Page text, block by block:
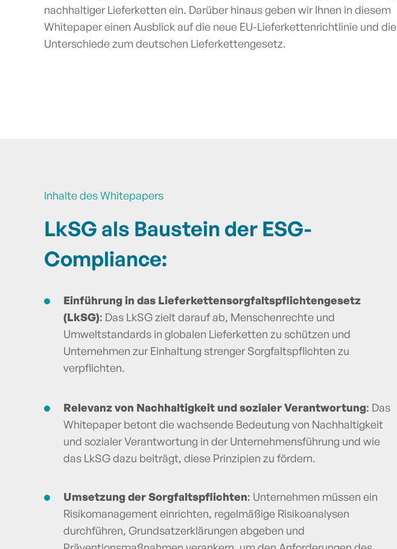
nachhaltiger Lieferketten ein. Darüber hinaus geben wir Ihnen in diesem
Whitepaper einen Ausblick auf die neue EU-Lieferkettenrichtlinie und die
Unterschiede zum deutschen Lieferkettengesetz.
Inhalte des Whitepapers
LkSG als Baustein der ESG-
Compliance:
Einführung in das Lieferkettensorgfaltspflichtengesetz
(LkSG): Das LkSG zielt darauf ab, Menschenrechte und
Umweltstandards in globalen Lieferketten zu schützen und
Unternehmen zur Einhaltung strenger Sorgfaltspflichten zu
verpflichten.
Relevanz von Nachhaltigkeit und sozialer Verantwortung: Das
Whitepaper betont die wachsende Bedeutung von Nachhaltigkeit
und sozialer Verantwortung in der Unternehmensführung und wie
das LkSG dazu beiträgt, diese Prinzipien zu fördern​.
Umsetzung der Sorgfaltspflichten: Unternehmen müssen ein
Risikomanagement einrichten, regelmäßige Risikoanalysen
durchführen, Grundsatzerklärungen abgeben und